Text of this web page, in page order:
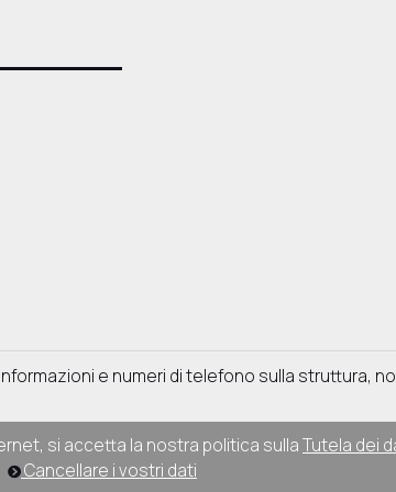
e numeri di telefono sulla struttura,
si accetta la nostra politica sullaTutela dei
Cancellare i vostri dati